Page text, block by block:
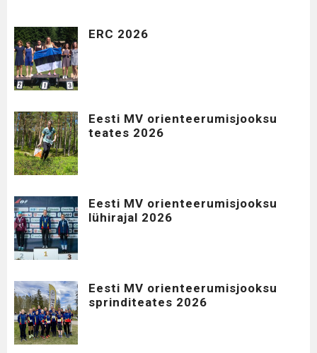
ERC 2026
Eesti MV orienteerumisjooksu
teates 2026
Eesti MV orienteerumisjooksu
lühirajal 2026
Eesti MV orienteerumisjooksu
sprinditeates 2026